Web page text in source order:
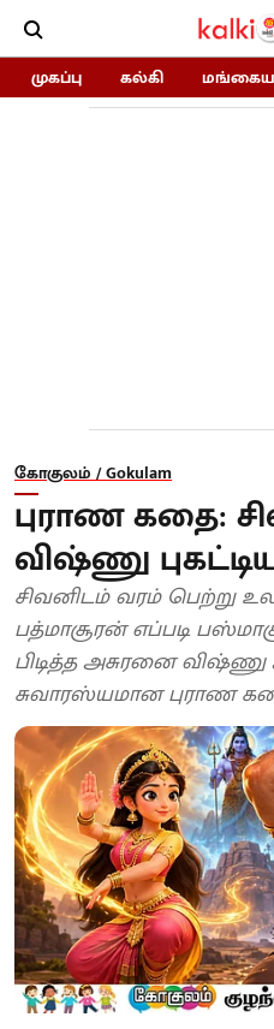
முகப்பு கல்கி
கோகுலம் / Gokulam
புராண கதை:
விஷ்ணு
சிவனிடம் வரம் பெற்று
பத்மாசூரன் எப்படி
பிடித்த அசுரனை விஷ்ணு
சுவாரஸ்யமான புராண